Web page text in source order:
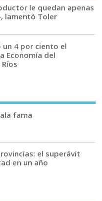
le quedan apenas
lamentó Toler
un 4 por ciento el
Economía del
fama
el superávit
en un año